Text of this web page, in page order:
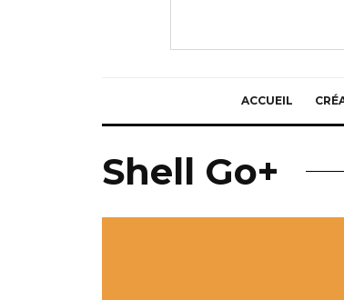
ACCUEIL
Shell Go+